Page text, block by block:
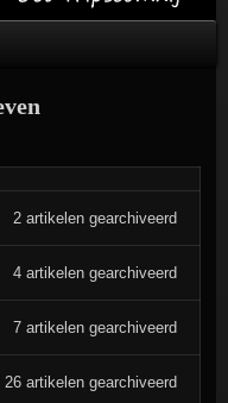
2 artikelen gearchiveerd
4 artikelen gearchiveerd
7 artikelen gearchiveerd
26 artikelen gearchiveerd